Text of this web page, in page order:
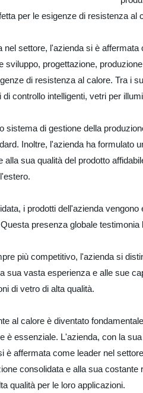
per le esigenze di resistenza al
nel settore, l'azienda si è
sviluppo, progettazione,
di resistenza al calore. Tra i
controllo intelligenti, vetri per
sistema di gestione della
Inoltre, l'azienda ha formulato
alla sua qualità del prodotto
i prodotti dell'azienda
presenza globale
più competitivo, l'azienda si
sua vasta esperienza e alle sue
di vetro di alta qualità.
al calore è diventato
è essenziale. L'azienda, con la
è affermata come leader nel
consolidata e alla sua
qualità per le loro applicazioni.